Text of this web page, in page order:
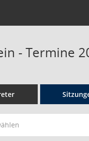
- Termine